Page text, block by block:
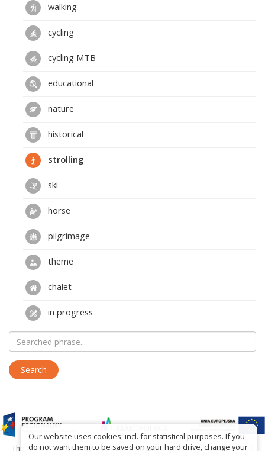
walking
cycling
cycling MTB
educational
nature
historical
strolling
ski
horse
pilgrimage
theme
chalet
in progress
The project has been carried out with financial support of Lesser Poland
Our website uses cookies, incl. for statistical purposes. If you
do not want them to be saved on your hard drive, change your